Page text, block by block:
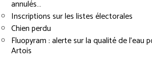
annulés…
Inscriptions sur les listes électorales
Chien perdu
Fluopyram : alerte sur la qualité de l’eau
Artois